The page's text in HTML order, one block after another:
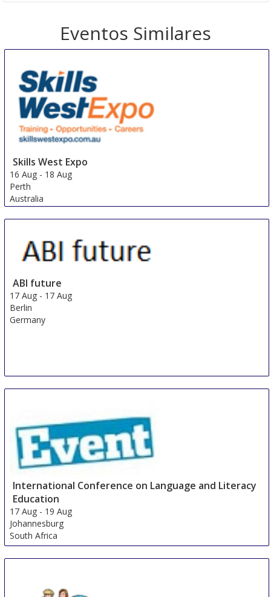
Eventos Similares
Skills West Expo
16 Aug - 18 Aug
Perth
Australia
ABI future
17 Aug - 17 Aug
Berlin
Germany
International Conference on Language and Literacy
Education
17 Aug - 19 Aug
Johannesburg
South Africa